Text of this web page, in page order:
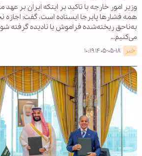
وزیر امور خارجه با تاکید بر اینکه ایران بر
همه فشارها پابرجا ایستاده است، گفت: اجازه
به‌ناحق ریخته‌شده فراموش یا نادیده گرفته
می‌کنیم…
خبر ۱۴۰۵-۰۵-۱۸ ۱۰:۱۹